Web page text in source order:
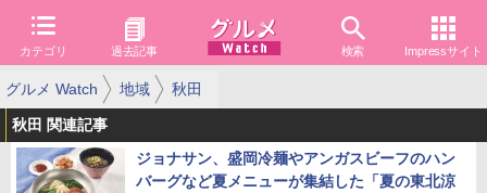
カテゴリ 過去記事 検索 Impressサイト
グルメ Watch 地域 秋田
秋田 関連記事
ジョナサン、盛岡冷麺やアンガスビーフのハン
バーグなど夏メニューが集結した「夏の東北涼